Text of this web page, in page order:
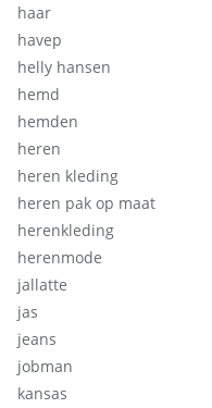
haar
havep
helly hansen
hemd
hemden
heren
heren kleding
heren pak op maat
herenkleding
herenmode
jallatte
jas
jeans
jobman
kansas